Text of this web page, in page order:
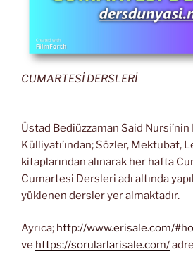
CUMARTESİ DERSLERİ
Üstad Bediüzzaman Said
Külliyatı’ından; Sözler, Mektubat,
kitaplarından alınarak her hafta
Cumartesi Dersleri adı altında
yüklenen dersler yer almaktadır.
Ayrıca; http://www.erisale.com/
ve https://sorularlarisale.com/